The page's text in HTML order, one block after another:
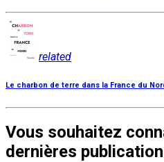
related
Le charbon de terre dans la France du
Vous souhaitez
dernières